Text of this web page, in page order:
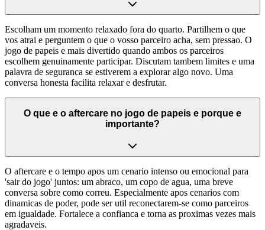
Escolham um momento relaxado fora do quarto. Partilhem o que
vos atrai e perguntem o que o vosso parceiro acha, sem pressao. O
jogo de papeis e mais divertido quando ambos os parceiros
escolhem genuinamente participar. Discutam tambem limites e uma
palavra de seguranca se estiverem a explorar algo novo. Uma
conversa honesta facilita relaxar e desfrutar.
O que e o aftercare no jogo de papeis e porque e
importante?
O aftercare e o tempo apos um cenario intenso ou emocional para
'sair do jogo' juntos: um abraco, um copo de agua, uma breve
conversa sobre como correu. Especialmente apos cenarios com
dinamicas de poder, pode ser util reconectarem-se como parceiros
em igualdade. Fortalece a confianca e torna as proximas vezes mais
agradaveis.